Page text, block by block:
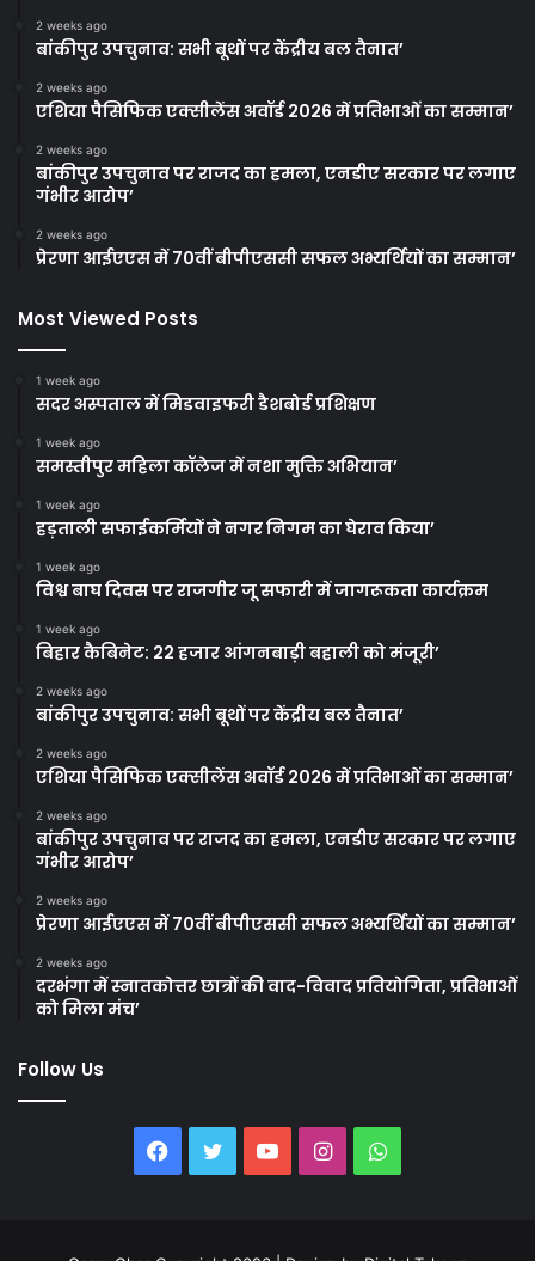
2 weeks ago
बांकीपुर उपचुनाव: सभी बूथों पर केंद्रीय बल तैनात’
2 weeks ago
एशिया पैसिफिक एक्सीलेंस अवॉर्ड 2026 में प्रतिभाओं का सम्मान’
2 weeks ago
बांकीपुर उपचुनाव पर राजद का हमला, एनडीए सरकार पर लगाए
गंभीर आरोप’
2 weeks ago
प्रेरणा आईएएस में 70वीं बीपीएससी सफल अभ्यर्थियों का सम्मान’
Most Viewed Posts
1 week ago
सदर अस्पताल में मिडवाइफरी डैशबोर्ड प्रशिक्षण
1 week ago
समस्तीपुर महिला कॉलेज में नशा मुक्ति अभियान’
1 week ago
हड़ताली सफाईकर्मियों ने नगर निगम का घेराव किया’
1 week ago
विश्व बाघ दिवस पर राजगीर जू सफारी में जागरूकता कार्यक्रम
1 week ago
बिहार कैबिनेट: 22 हजार आंगनबाड़ी बहाली को मंजूरी’
2 weeks ago
बांकीपुर उपचुनाव: सभी बूथों पर केंद्रीय बल तैनात’
2 weeks ago
एशिया पैसिफिक एक्सीलेंस अवॉर्ड 2026 में प्रतिभाओं का सम्मान’
2 weeks ago
बांकीपुर उपचुनाव पर राजद का हमला, एनडीए सरकार पर लगाए
गंभीर आरोप’
2 weeks ago
प्रेरणा आईएएस में 70वीं बीपीएससी सफल अभ्यर्थियों का सम्मान’
2 weeks ago
दरभंगा में स्नातकोत्तर छात्रों की वाद-विवाद प्रतियोगिता, प्रतिभाओं
को मिला मंच’
Follow Us
Facebook
TwitterYouTubeInstagramWhatsApp